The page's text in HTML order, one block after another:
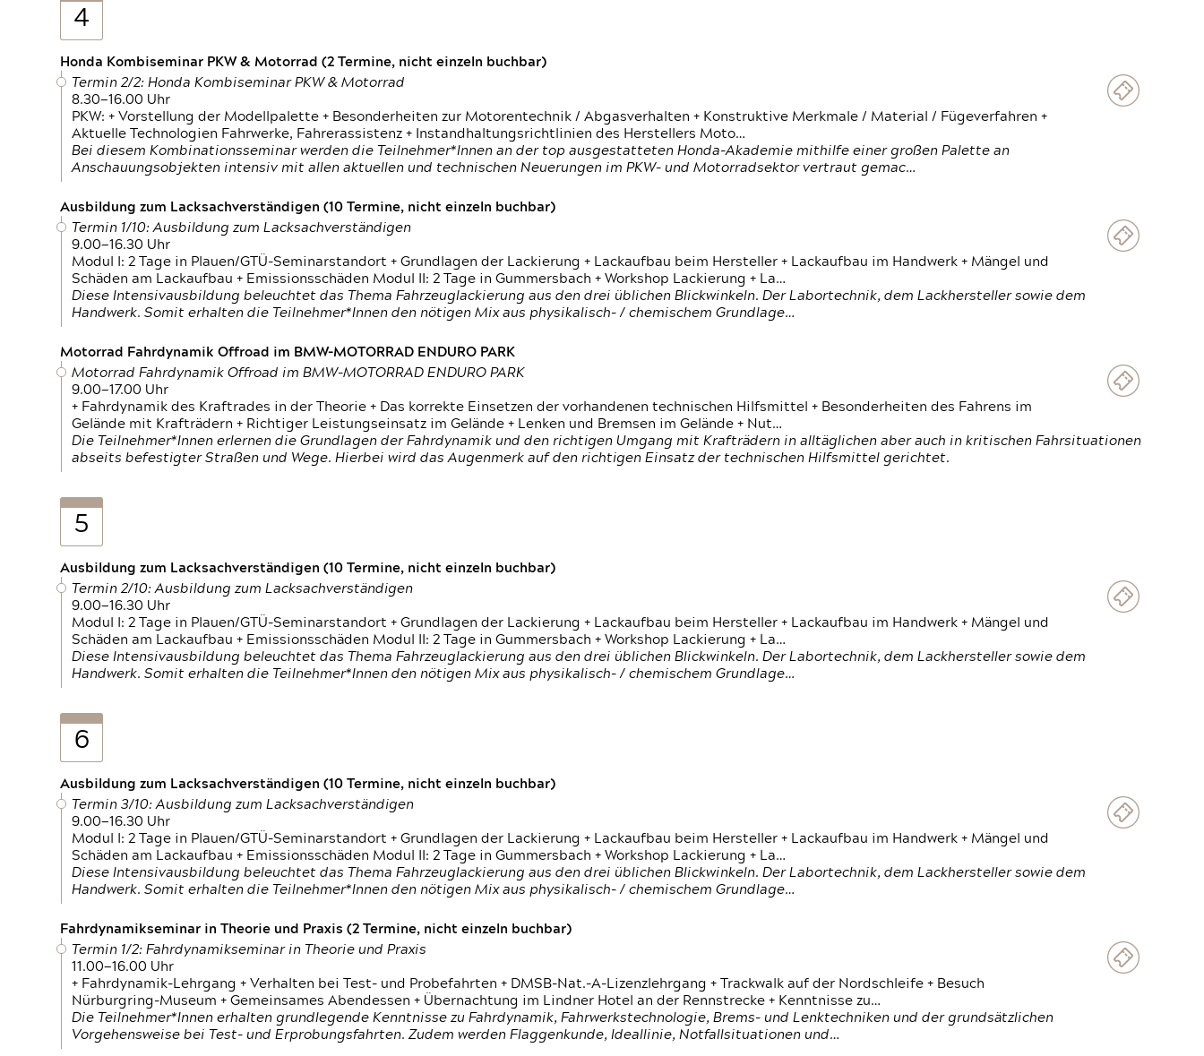
4
Honda Kombiseminar PKW & Motorrad (2 Termine, nicht einzeln buchbar)
Termin 2/2: Honda Kombiseminar PKW & Motorrad
8.30—16.00 Uhr
PKW: + Vorstellung der Modellpalette + Besonderheiten zur Motorentechnik / Abgasverhalten + Konstruktive Merkmale / Material / Fügeverfahren +
Aktuelle Technologien Fahrwerke, Fahrerassistenz + Instandhaltungsrichtlinien des Herstellers Moto…
Bei diesem Kombinationsseminar werden die Teilnehmer*Innen an der top ausgestatteten Honda-Akademie mithilfe einer großen Palette an
Anschauungsobjekten intensiv mit allen aktuellen und technischen Neuerungen im PKW- und Motorradsektor vertraut gemac…
Ausbildung zum Lacksachverständigen (10 Termine, nicht einzeln buchbar)
Termin 1/10: Ausbildung zum Lacksachverständigen
9.00—16.30 Uhr
Modul I: 2 Tage in Plauen/GTÜ-Seminarstandort + Grundlagen der Lackierung + Lackaufbau beim Hersteller + Lackaufbau im Handwerk + Mängel und
Schäden am Lackaufbau + Emissionsschäden Modul II: 2 Tage in Gummersbach + Workshop Lackierung + La…
Diese Intensivausbildung beleuchtet das Thema Fahrzeuglackierung aus den drei üblichen Blickwinkeln. Der Labortechnik, dem Lackhersteller sowie dem
Handwerk. Somit erhalten die Teilnehmer*Innen den nötigen Mix aus physikalisch- / chemischem Grundlage…
Motorrad Fahrdynamik Offroad im BMW-MOTORRAD ENDURO PARK
Motorrad Fahrdynamik Offroad im BMW-MOTORRAD ENDURO PARK
9.00—17.00 Uhr
+ Fahrdynamik des Kraftrades in der Theorie + Das korrekte Einsetzen der vorhandenen technischen Hilfsmittel + Besonderheiten des Fahrens im
Gelände mit Krafträdern + Richtiger Leistungseinsatz im Gelände + Lenken und Bremsen im Gelände + Nut…
Die Teilnehmer*Innen erlernen die Grundlagen der Fahrdynamik und den richtigen Umgang mit Krafträdern in alltäglichen aber auch in kritischen Fahrsituationen
abseits befestigter Straßen und Wege. Hierbei wird das Augenmerk auf den richtigen Einsatz der technischen Hilfsmittel gerichtet.
5
Ausbildung zum Lacksachverständigen (10 Termine, nicht einzeln buchbar)
Termin 2/10: Ausbildung zum Lacksachverständigen
9.00—16.30 Uhr
Modul I: 2 Tage in Plauen/GTÜ-Seminarstandort + Grundlagen der Lackierung + Lackaufbau beim Hersteller + Lackaufbau im Handwerk + Mängel und
Schäden am Lackaufbau + Emissionsschäden Modul II: 2 Tage in Gummersbach + Workshop Lackierung + La…
Diese Intensivausbildung beleuchtet das Thema Fahrzeuglackierung aus den drei üblichen Blickwinkeln. Der Labortechnik, dem Lackhersteller sowie dem
Handwerk. Somit erhalten die Teilnehmer*Innen den nötigen Mix aus physikalisch- / chemischem Grundlage…
6
Ausbildung zum Lacksachverständigen (10 Termine, nicht einzeln buchbar)
Termin 3/10: Ausbildung zum Lacksachverständigen
9.00—16.30 Uhr
Modul I: 2 Tage in Plauen/GTÜ-Seminarstandort + Grundlagen der Lackierung + Lackaufbau beim Hersteller + Lackaufbau im Handwerk + Mängel und
Schäden am Lackaufbau + Emissionsschäden Modul II: 2 Tage in Gummersbach + Workshop Lackierung + La…
Diese Intensivausbildung beleuchtet das Thema Fahrzeuglackierung aus den drei üblichen Blickwinkeln. Der Labortechnik, dem Lackhersteller sowie dem
Handwerk. Somit erhalten die Teilnehmer*Innen den nötigen Mix aus physikalisch- / chemischem Grundlage…
Fahrdynamikseminar in Theorie und Praxis (2 Termine, nicht einzeln buchbar)
Termin 1/2: Fahrdynamikseminar in Theorie und Praxis
11.00—16.00 Uhr
+ Fahrdynamik-Lehrgang + Verhalten bei Test- und Probefahrten + DMSB-Nat.-A-Lizenzlehrgang + Trackwalk auf der Nordschleife + Besuch
Nürburgring-Museum + Gemeinsames Abendessen + Übernachtung im Lindner Hotel an der Rennstrecke + Kenntnisse zu…
Die Teilnehmer*Innen erhalten grundlegende Kenntnisse zu Fahrdynamik, Fahrwerkstechnologie, Brems- und Lenktechniken und der grundsätzlichen
Vorgehensweise bei Test- und Erprobungsfahrten. Zudem werden Flaggenkunde, Ideallinie, Notfallsituationen und…